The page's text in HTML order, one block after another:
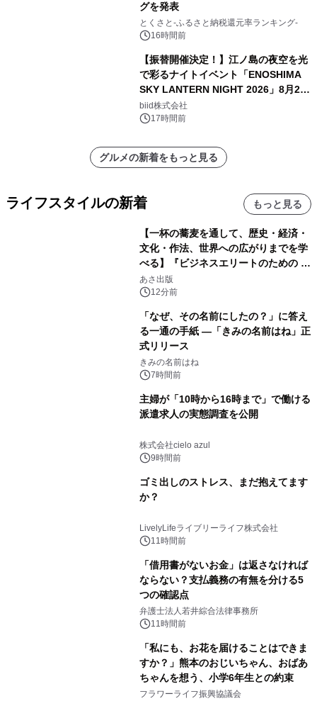
グを発表
とくさと-ふるさと納税還元率ランキング-
16時間前
【振替開催決定！】江ノ島の夜空を光
で彩るナイトイベント「ENOSHIMA
SKY LANTERN NIGHT 2026」8月22
日(土)振替開催＆受付スタート！
biid株式会社
17時間前
グルメの新着をもっと見る
ライフスタイルの新着 もっと見る
【一杯の蕎麦を通して、歴史・経済・
文化・作法、世界への広がりまでを学
べる】『ビジネスエリートのための 教
養としての蕎麦』2026年8月25日
（火）発売
あさ出版
12分前
「なぜ、その名前にしたの？」に答え
る一通の手紙 ―「きみの名前はね」正
式リリース
きみの名前はね
7時間前
主婦が「10時から16時まで」で働ける
派遣求人の実態調査を公開
株式会社cielo azul
9時間前
ゴミ出しのストレス、まだ抱えてます
か？
LivelyLifeライブリーライフ株式会社
11時間前
「借用書がないお金」は返さなければ
ならない？支払義務の有無を分ける5
つの確認点
弁護士法人若井綜合法律事務所
11時間前
「私にも、お花を届けることはできま
すか？」熊本のおじいちゃん、おばあ
ちゃんを想う、小学6年生との約束
フラワーライフ振興協議会